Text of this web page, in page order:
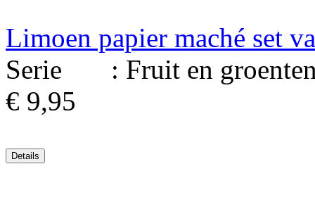
Limoen papier maché set
Serie : Fruit en
€ 9,95